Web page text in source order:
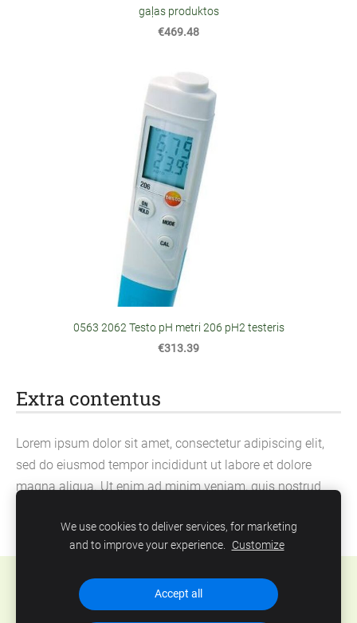
Extra contentus
Lorem ipsum dolor sit amet, consectetur adipiscing elit,
sed do eiusmod tempor incididunt ut labore et dolore
magna aliqua. Ut enim ad minim veniam, quis nostrud
commodo consequat.
gaļas produktos
€469.48
0563 2062 Testo pH metri 206 pH2 testeris
€313.39
Cookies
We use cookies to deliver services, for marketing
and to improve your experience. Customize
Accept all